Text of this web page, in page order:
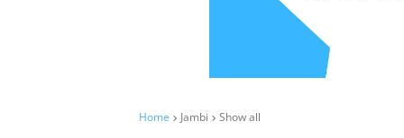
Home Jambi Show all